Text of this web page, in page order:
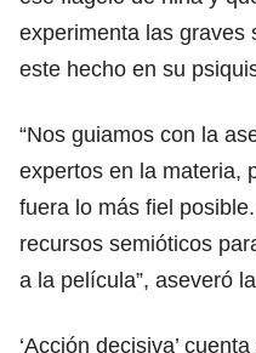
experimenta las graves
este hecho en su
“Nos guiamos con la
expertos en la materia,
fuera lo más fiel
recursos semióticos
a la película”, aseveró
‘Acción decisiva’